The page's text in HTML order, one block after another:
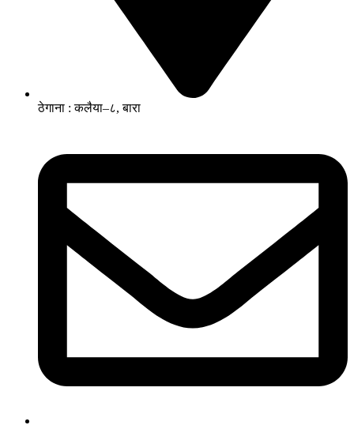
ठेगाना : कलैया–८, बारा